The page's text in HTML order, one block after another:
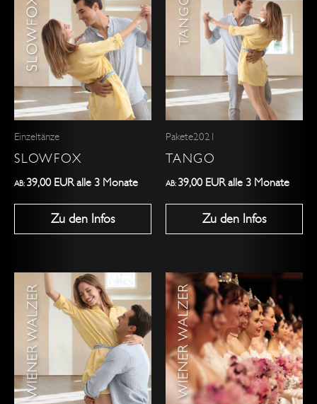
Einzeltänze
SLOWFOX
AB: 39,00 EURalle 3 Monate
Zu den Infos
Produkt
weist
mehrere
Varianten
auf.
Die
Optionen
können
auf
der
Produktseite
gewählt
Pakete2021
TANGO
AB: 39,00 EURalle 3 Monate
Zu den Infos
Produkt
weist
mehrere
auf.
Die
Optionen
können
auf
der
Produktseite
gewählt
Dieses
Produkt
weist
mehrere
Varianten
auf.
Die